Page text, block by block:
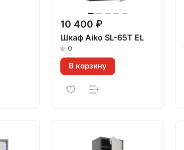
10 400 ₽
Шкаф Aiko SL-65T EL
0
В корзину